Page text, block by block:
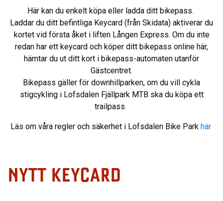
Här kan du enkelt köpa eller ladda ditt bikepass.
Laddar du ditt befintliga Keycard (från Skidata) aktiverar du
kortet vid första åket i liften Lången Express. Om du inte
redan har ett keycard och köper ditt bikepass online här,
hämtar du ut ditt kort i bikepass-automaten utanför
Gästcentret.
Bikepass gäller för downhillparken, om du vill cykla
stigcykling i Lofsdalen Fjällpark MTB ska du köpa ett
trailpass.
Läs om våra regler och säkerhet i Lofsdalen Bike Park här
NYTT KEYCARD